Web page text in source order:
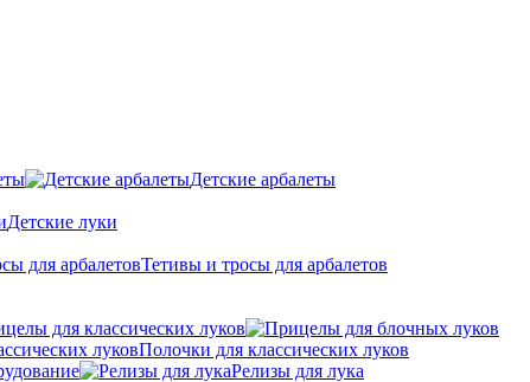
Детские арбалеты
Детские луки
Тетивы и тросы для арбалетов
для классических луков
Полочки для классических луков
Релизы для лука